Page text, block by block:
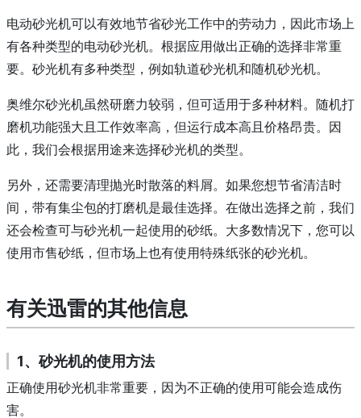
电动砂光机可以有效地节省砂光工作中的劳动力，因此市场上
有各种类型的电动砂光机。 根据应用做出正确的选择非常重
要。 砂光机有多种类型，例如轨道砂光机和随机砂光机。
奥维尔砂光机虽然研磨力较弱，但可适用于多种材料。 随机打
磨机功能强大且工作效率高，但运行成本高且价格昂贵。 因
此，我们会根据用途来选择砂光机的类型。
另外，还需要清理抛光时散落的料屑。 如果您想节省清洁时
间，带有集尘包的打磨机是最佳选择。 在做出选择之前，我们
还会检查可与砂光机一起使用的砂纸。 大多数情况下，您可以
使用市售砂纸，但市场上也有使用特殊纸张的砂光机。
有关迅雷的其他信息
1、砂光机的使用方法
正确使用砂光机非常重要，因为不正确的使用可能会造成伤
害。